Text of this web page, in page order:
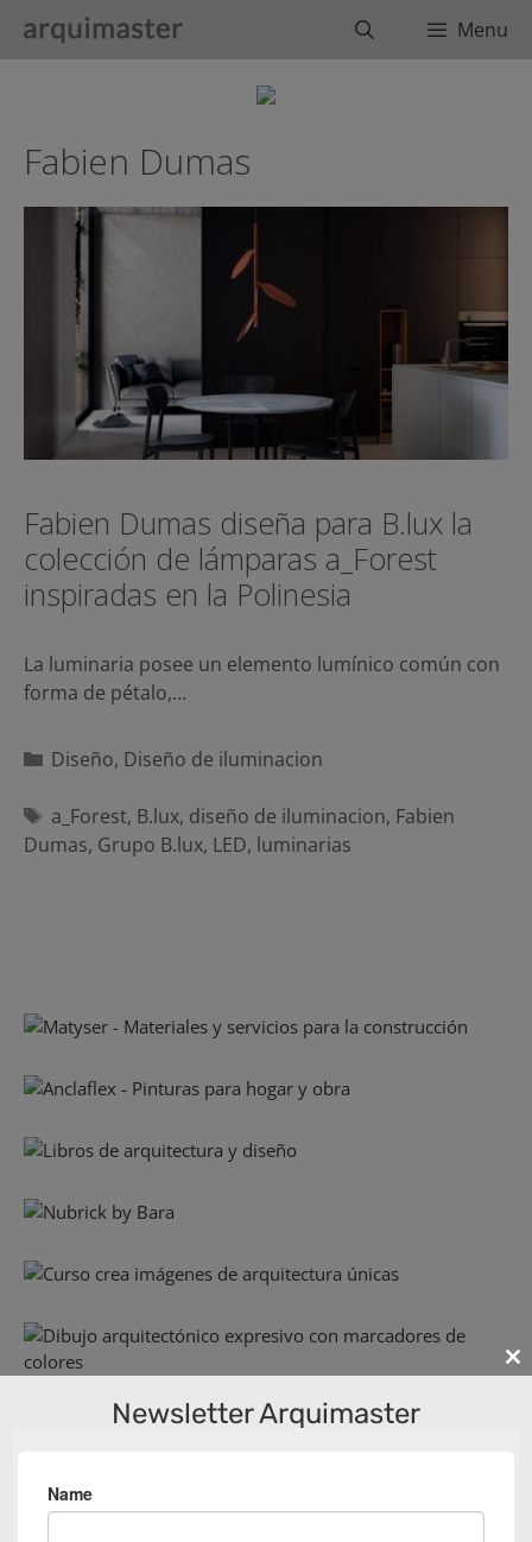
BuscarMenu
Fabien Dumas
Fabien Dumas diseña para B.lux la
colección de lámparas a_Forest
inspiradas en la Polinesia
La luminaria posee un elemento lumínico común con
forma de pétalo,…
Categorías
Diseño, Diseño de iluminacion
Etiquetas
a_Forest, B.lux, diseño de iluminacion, Fabien
Dumas, Grupo B.lux, LED, luminarias
Newsletter Arquimaster